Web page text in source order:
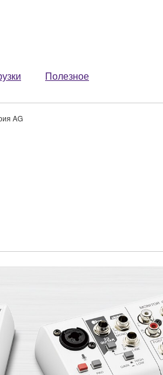
Полезное
AG